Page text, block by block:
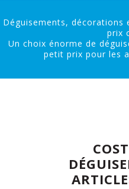
Déguisements, décorations
prix
Un choix énorme de
petit prix pour les